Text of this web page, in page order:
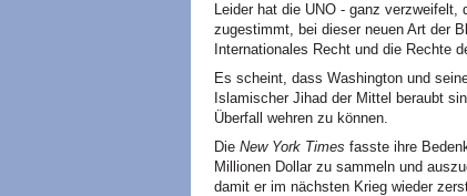
Leider hat die UNO - ganz
zugestimmt, bei dieser neuen Art der
Internationales Recht und die Rechte
Es scheint, dass Washington und
Islamischer Jihad der Mittel beraubt
Überfall wehren zu können.
Die New York Times fasste ihre
Millionen Dollar zu sammeln und
damit er im nächsten Krieg wieder